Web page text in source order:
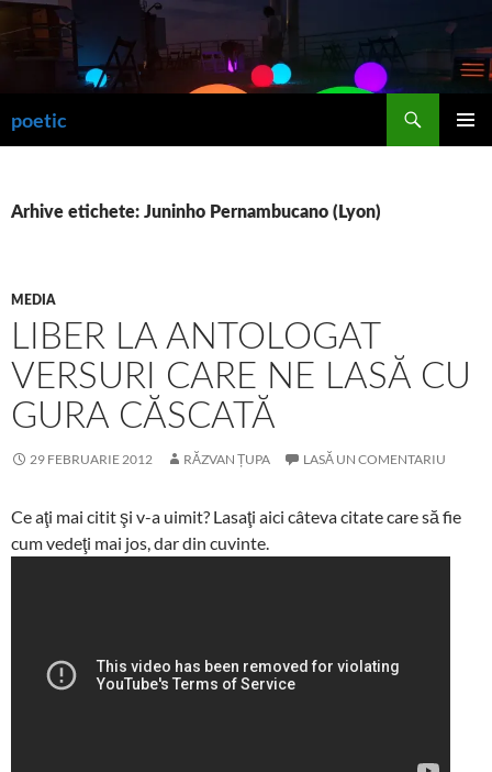
la
poetic
Arhive etichete: Juninho Pernambucano (Lyon)
MEDIA
LIBER LA ANTOLOGAT
VERSURI CARE NE LASĂ CU
GURA CĂSCATĂ
29 FEBRUARIE 2012 RĂZVAN ȚUPA LASĂ UN COMENTARIU
Ce aţi mai citit şi v-a uimit? Lasaţi aici câteva citate care să fie
cum vedeţi mai jos, dar din cuvinte.